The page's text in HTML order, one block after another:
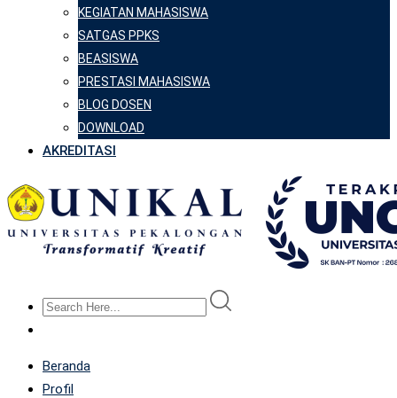
KEGIATAN MAHASISWA
SATGAS PPKS
BEASISWA
PRESTASI MAHASISWA
BLOG DOSEN
DOWNLOAD
AKREDITASI
Beranda
Profil